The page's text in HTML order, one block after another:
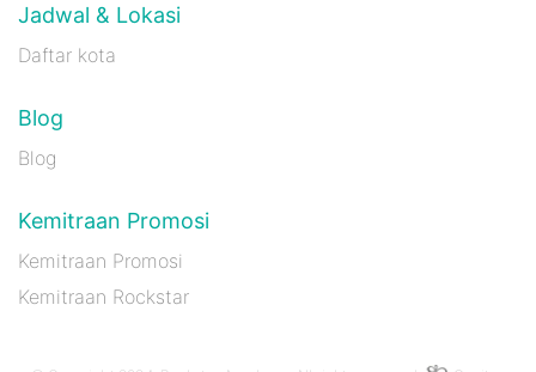
Jadwal & Lokasi
Daftar kota
Blog
Blog
Kemitraan Promosi
Kemitraan Promosi
Kemitraan Rockstar